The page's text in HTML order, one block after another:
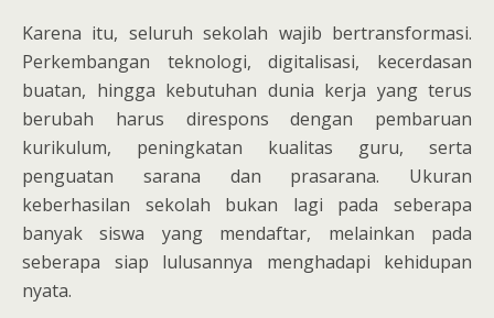
Karena itu, seluruh sekolah wajib bertransformasi.
Perkembangan teknologi, digitalisasi, kecerdasan
buatan, hingga kebutuhan dunia kerja yang terus
berubah harus direspons dengan pembaruan
kurikulum, peningkatan kualitas guru, serta
penguatan sarana dan prasarana. Ukuran
keberhasilan sekolah bukan lagi pada seberapa
banyak siswa yang mendaftar, melainkan pada
seberapa siap lulusannya menghadapi kehidupan
nyata.